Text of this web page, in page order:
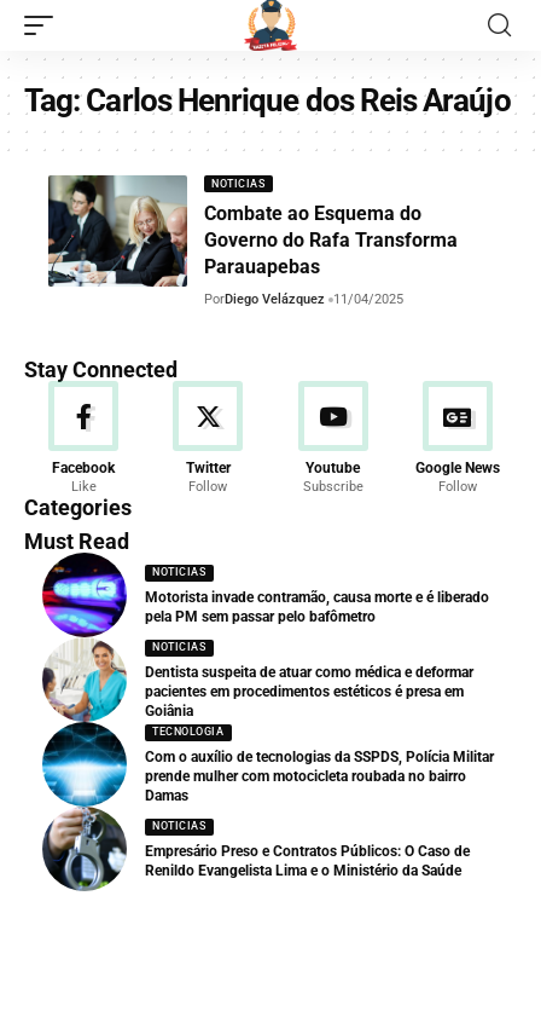
Tag:Carlos Henrique dos Reis Araújo
NOTICIAS
Combate ao Esquema do
Governo do Rafa Transforma
Parauapebas
PorDiego Velázquez 11/04/2025
Stay Connected
Facebook
Like
Twitter
Follow
Youtube
Subscribe
Google News
Follow
Categories
Must Read
NOTICIAS
Motorista invade contramão, causa morte e é liberado
pela PM sem passar pelo bafômetro
NOTICIAS
Dentista suspeita de atuar como médica e deformar
pacientes em procedimentos estéticos é presa em
Goiânia
TECNOLOGIA
Com o auxílio de tecnologias da SSPDS, Polícia Militar
prende mulher com motocicleta roubada no bairro
Damas
NOTICIAS
Empresário Preso e Contratos Públicos: O Caso de
Renildo Evangelista Lima e o Ministério da Saúde